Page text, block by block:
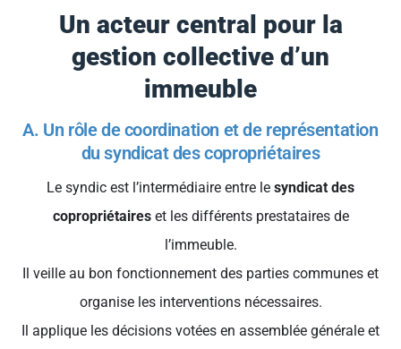
Un acteur central pour la
gestion collective d’un
immeuble
A. Un rôle de coordination et de représentation
du syndicat des copropriétaires
Le syndic est l’intermédiaire entre le syndicat des
copropriétaireset les différents prestataires de
l’immeuble.
Il veille au bon fonctionnement des parties communes et
organise les interventions nécessaires.
Il applique les décisions votées en assemblée générale et